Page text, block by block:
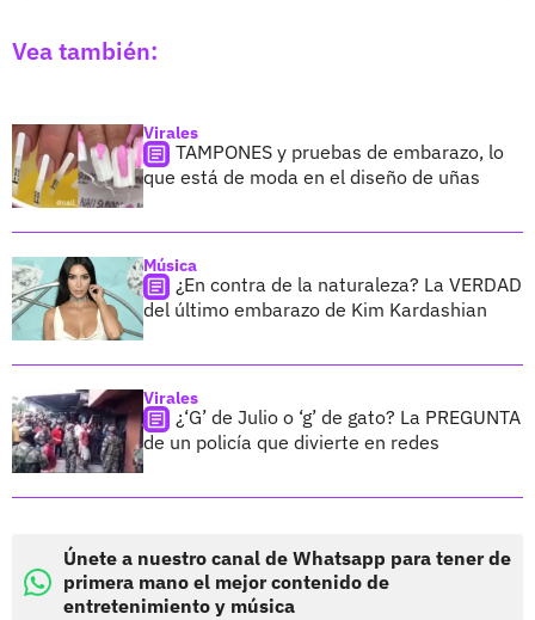
Vea también:
Virales
TAMPONES y pruebas de embarazo, lo
que está de moda en el diseño de uñas
Música
¿En contra de la naturaleza? La VERDAD
del último embarazo de Kim Kardashian
Virales
¿‘G’ de Julio o ‘g’ de gato? La PREGUNTA
de un policía que divierte en redes
Únete a nuestro canal de Whatsapp para tener de
primera mano el mejor contenido de
entretenimiento y música